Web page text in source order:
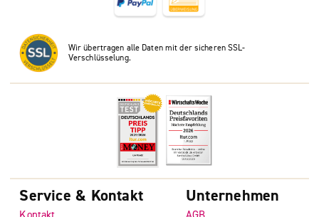
Wir übertragen alle Daten mit der sicheren SSL-
Verschlüsselung.
Service & Kontakt Unternehmen